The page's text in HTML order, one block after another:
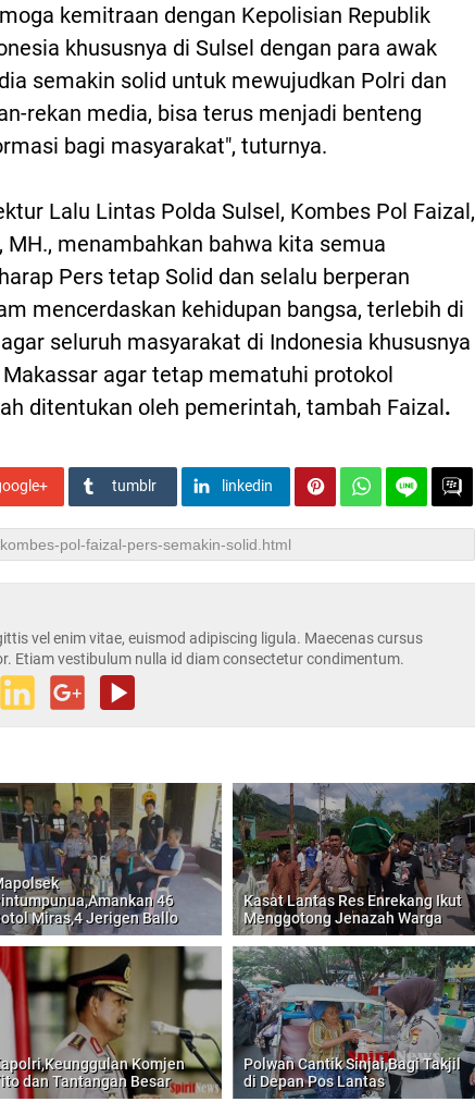
kemitraan dengan Kepolisian Republik
khususnya di Sulsel dengan para awak
semakin solid untuk mewujudkan Polri dan
rekan media, bisa terus menjadi benteng
bagi masyarakat", tuturnya.
Lalu Lintas Polda Sulsel, Kombes Pol Faizal,
MH., menambahkan bahwa kita semua
Pers tetap Solid dan selalu berperan
mencerdaskan kehidupan bangsa, terlebih di
seluruh masyarakat di Indonesia khususnya
agar tetap mematuhi protokol
ditentukan oleh pemerintah, tambah Faizal.
tumblr linkedin
vel enim vitae, euismod adipiscing ligula. Maecenas cursus
Etiam vestibulum nulla id diam consectetur condimentum.
46
Miras,4 Jerigen Ballo
Kasat Lantas Res Enrekang Ikut
Menggotong Jenazah Warga
Komjen
dan Tantangan Besar
Polwan Cantik Sinjai,Bagi Takjil
di Depan Pos Lantas